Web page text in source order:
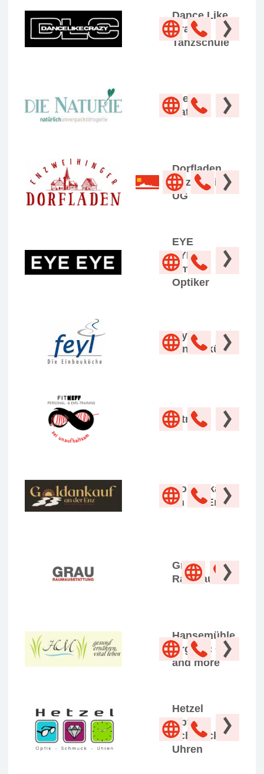
Dance Like
Crazy
Tanzschule
Die
Naturie
Dorfladen
Enzweihingen
UG
EYE
EYE
GmbH
Optiker
feyl Die
Einbauküche
Fitneff
Goldankauf
an der Enz
Grau
Raumausstattung
Hansemühle
Organic Oil
and more
Hetzel
Optik
Schmuck
Uhren